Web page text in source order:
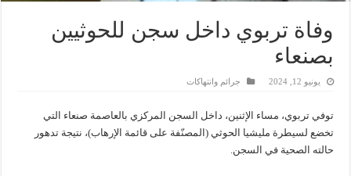
وفاة تربوي داخل سجن للحوثيين
بصنعاء
يونيو 12, 2024 جرائم وانتهاكات
توفي تربوي، مساء الإثنين، داخل السجن المركزي بالعاصمة صنعاء التي
تخضع لسيطرة مليشيا الحوثي (المصنّفة على قائمة الإرهاب)، نتيجة تدهور
حالته الصحية في السجن.